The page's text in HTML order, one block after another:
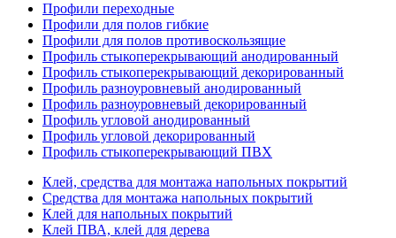
Профили переходные
Профили для полов гибкие
Профили для полов противоскользящие
Профиль стыкоперекрывающий анодированный
Профиль стыкоперекрывающий декорированный
Профиль разноуровневый анодированный
Профиль разноуровневый декорированный
Профиль угловой анодированный
Профиль угловой декорированный
Профиль стыкоперекрывающий ПВХ
Клей, средства для монтажа напольных покрытий
Средства для монтажа напольных покрытий
Клей для напольных покрытий
Клей ПВА, клей для дерева